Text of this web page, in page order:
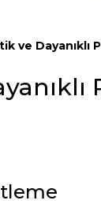
ve Dayanıklı